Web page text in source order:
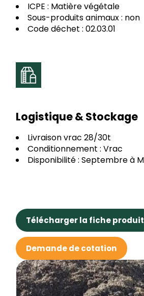
ICPE : Matière végétale
Sous-produits animaux : non
Code déchet : 02.03.01
Logistique & Stockage
Livraison vrac 28/30t
Conditionnement : Vrac
Disponibilité : Septembre à
Télécharger la fiche produit
Demande de cotation